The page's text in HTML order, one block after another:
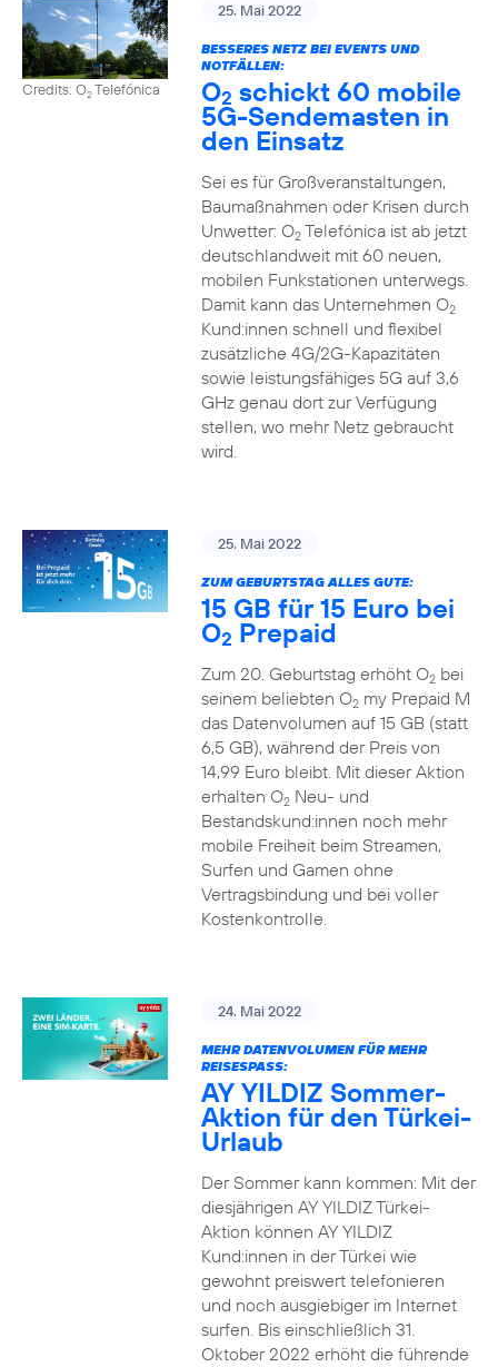
Credits: O2Telefónica
25. Mai 2022
BESSERES NETZ BEI EVENTS UND
NOTFÄLLEN:
O2 schickt 60 mobile
5G-Sendemasten in
den Einsatz
Sei es für Großveranstaltungen,
Baumaßnahmen oder Krisen durch
Unwetter: O2Telefónica ist ab jetzt
deutschlandweit mit 60 neuen,
mobilen Funkstationen unterwegs.
Damit kann das Unternehmen O2
Kund:innen schnell und flexibel
zusätzliche 4G/2G-Kapazitäten
sowie leistungsfähiges 5G auf 3,6
GHz genau dort zur Verfügung
stellen, wo mehr Netz gebraucht
wird.
25. Mai 2022
ZUM GEBURTSTAG ALLES GUTE:
15 GB für 15 Euro bei
O2 Prepaid
Zum 20. Geburtstag erhöht O2bei
seinem beliebten O2my Prepaid M
das Datenvolumen auf 15 GB (statt
6,5 GB), während der Preis von
14,99 Euro bleibt. Mit dieser Aktion
erhalten O2Neu- und
Bestandskund:innen noch mehr
mobile Freiheit beim Streamen,
Surfen und Gamen ohne
Vertragsbindung und bei voller
Kostenkontrolle.
24. Mai 2022
MEHR DATENVOLUMEN FÜR MEHR
REISESPASS:
AY YILDIZ Sommer-
Aktion für den Türkei-
Urlaub
Der Sommer kann kommen: Mit der
diesjährigen AY YILDIZ Türkei-
Aktion können AY YILDIZ
Kund:innen in der Türkei wie
gewohnt preiswert telefonieren
und noch ausgiebiger im Internet
surfen. Bis einschließlich 31.
Oktober 2022 erhöht die führende